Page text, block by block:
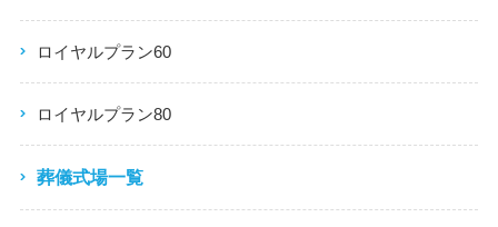
ロイヤルプラン60
ロイヤルプラン80
葬儀式場一覧